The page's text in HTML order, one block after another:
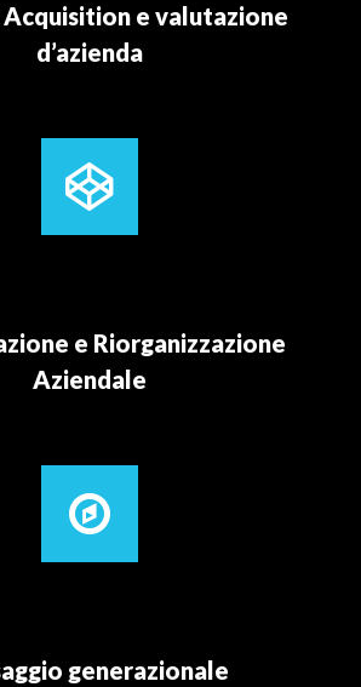
e valutazione
d’azienda
e Riorganizzazione
Aziendale
generazionale